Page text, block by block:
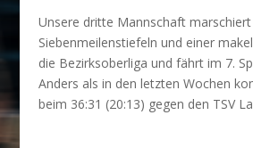
Unsere dritte Mannschaft
Siebenmeilenstiefeln und einer
die Bezirksoberliga und fährt im 7.
Anders als in den letzten Wochen
beim 36:31 (20:13) gegen den TSV